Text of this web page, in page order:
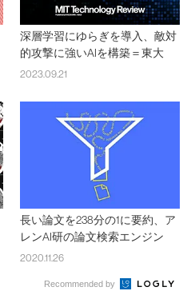
深層学習にゆらぎを導入、敵対
的攻撃に強いAIを構築＝東大
2023.09.21
長い論文を238分の1に要約、ア
レンAI研の論文検索エンジン
2020.11.26
Recommended by